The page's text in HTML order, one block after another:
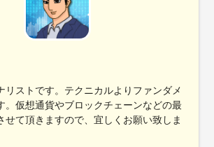
リストです。テクニカルよりファンダメ
。仮想通貨やブロックチェーンなどの最
せて頂きますので、宜しくお願い致しま